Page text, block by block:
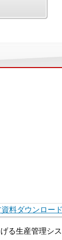
る生産管理シ